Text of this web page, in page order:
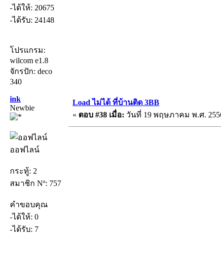
-ได้ให้: 20675
-ได้รับ: 24148
โปรแกรม:
wilcom e1.8
จักรปัก: deco
340
ink
Newbie
ออฟไลน์
กระทู้: 2
สมาชิก Nº: 757
คำขอบคุณ
-ได้ให้: 0
-ได้รับ: 7
Load ไม่ได้ ที่บ้านติด 3BB
« ตอบ #38 เมื่อ: วันที่ 19 พฤษภาคม พ.ศ.